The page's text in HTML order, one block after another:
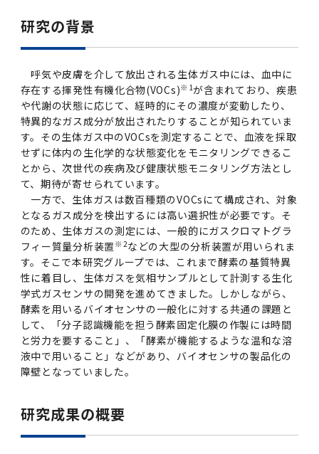
国立大学法人ガバナンス・コード報告書
役員会議事概要について
企業活動と医療機関等の透明性ガイドライン
対象）の募集について
学位の申請
2015年 （PDF：83.3MB）
2014年 （PDF：21.4MB）
2013年 （PDF：6.4MB）
2019年度
2018年度
2017年度
2016年度
2015年度
2014年度
2013年度
2012年度
2011年度
2016年 （PDF：13.5MB）
卒後3年大学評価アンケート
卒業時大学評価アンケート
科目評価（旧 科目別アンケート）
教学IR 業績・活動
脳統合機能研究センター
核酸・ペプチド創薬治療研究センター
図書館
図書館講習会
アクティブラーニング教室・情報検索室
イマキク
情報システムポータル
お茶の水医学雑誌
連絡先一覧
ダイバーシティ・インクルージョン室
研究の背景
呼気や皮膚を介して放出される生体ガス中には、血中に
存在する揮発性有機化合物(VOCs)※1が含まれており、疾患
や代謝の状態に応じて、経時的にその濃度が変動したり、
特異的なガス成分が放出されたりすることが知られていま
す。その生体ガス中のVOCsを測定することで、血液を採取
せずに体内の生化学的な状態変化をモニタリングできるこ
とから、次世代の疾病及び健康状態モニタリング方法とし
て、期待が寄せられています。
一方で、生体ガスは数百種類のVOCsにて構成され、対象
となるガス成分を検出するには高い選択性が必要です。そ
のため、生体ガスの測定には、一般的にガスクロマトグラ
フィー質量分析装置 ※2などの大型の分析装置が用いられま
す。そこで本研究グループでは、これまで酵素の基質特異
性に着目し、生体ガスを気相サンプルとして計測する生化
学式ガスセンサの開発を進めてきました。しかしながら、
酵素を用いるバイオセンサの一般化に対する共通の課題と
して、「分子認識機能を担う酵素固定化膜の作製には時間
と労力を要すること」、「酵素が機能するような温和な溶
液中で用いること」などがあり、バイオセンサの製品化の
障壁となっていました。
研究成果の概要